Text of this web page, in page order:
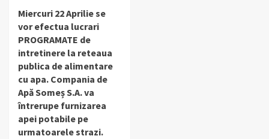
Miercuri 22 Aprilie se
vor efectua lucrari
PROGRAMATE de
intretinere la reteaua
publica de alimentare
cu apa. Compania de
Apă Someș S.A. va
întrerupe furnizarea
apei potabile pe
urmatoarele strazi.